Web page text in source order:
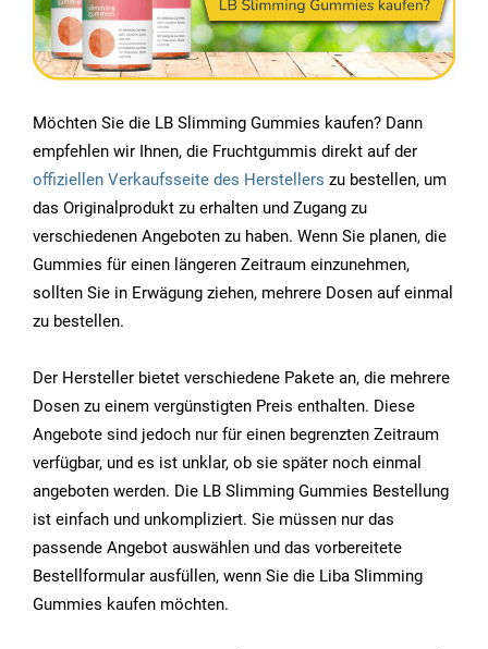
Möchten Sie die LB Slimming Gummies kaufen? Dann
empfehlen wir Ihnen, die Fruchtgummis direkt auf der
offiziellen Verkaufsseite des Herstellers zu bestellen, um
das Originalprodukt zu erhalten und Zugang zu
verschiedenen Angeboten zu haben. Wenn Sie planen, die
Gummies für einen längeren Zeitraum einzunehmen,
sollten Sie in Erwägung ziehen, mehrere Dosen auf einmal
zu bestellen.
Der Hersteller bietet verschiedene Pakete an, die mehrere
Dosen zu einem vergünstigten Preis enthalten. Diese
Angebote sind jedoch nur für einen begrenzten Zeitraum
verfügbar, und es ist unklar, ob sie später noch einmal
angeboten werden. Die LB Slimming Gummies Bestellung
ist einfach und unkompliziert. Sie müssen nur das
passende Angebot auswählen und das vorbereitete
Bestellformular ausfüllen, wenn Sie die Liba Slimming
Gummies kaufen möchten.